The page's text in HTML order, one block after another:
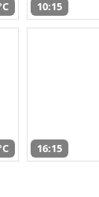
10:15
16:15